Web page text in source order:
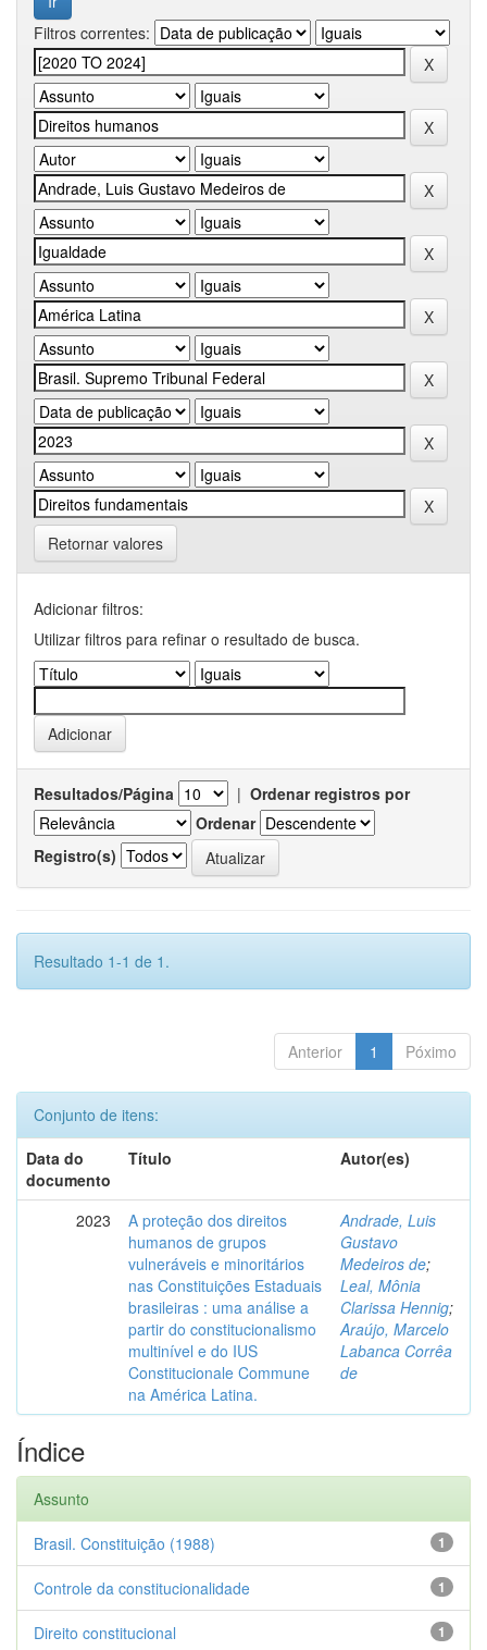
Filtros correntes:
Retornar valores
Adicionar filtros:
Utilizar filtros para refinar o resultado de busca.
Resultados/Página | Ordenar registros por
Ordenar
Registro(s)
Resultado 1-1 de 1.
Anterior 1 Póximo
Conjunto de itens:
Data do
documento
Título Autor(es)
2023
A proteção dos direitos
humanos de grupos
vulneráveis e minoritários
nas Constituições Estaduais
brasileiras : uma análise a
partir do constitucionalismo
multinível e do IUS
Constitucionale Commune
na América Latina.
Andrade, Luis
Gustavo
Medeiros de;
Leal, Mônia
Clarissa Hennig;
Araújo, Marcelo
Labanca Corrêa
de
Índice
Assunto
1
Brasil. Constituição (1988)
1
Controle da constitucionalidade
1
Direito constitucional